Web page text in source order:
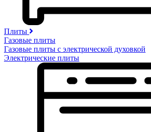
Плиты
Газовые плиты
Газовые плиты с электрической духовкой
Электрические плиты